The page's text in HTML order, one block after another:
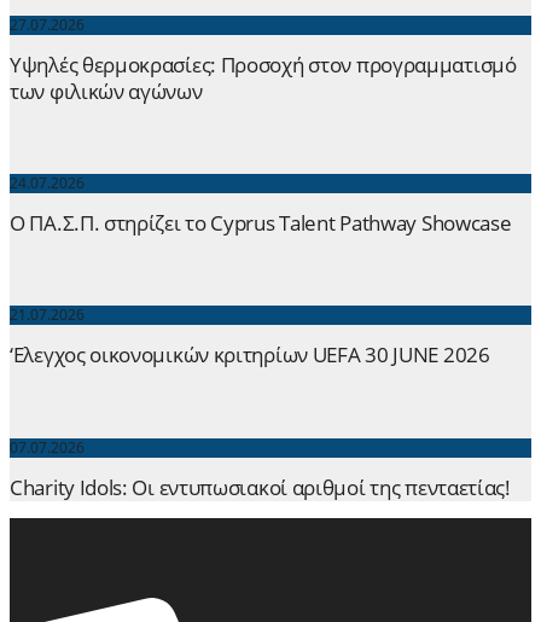
27.07.2026
Yψηλές θερμοκρασίες: Προσοχή στον προγραμματισμό
των φιλικών αγώνων
24.07.2026
Ο ΠΑ.Σ.Π. στηρίζει το Cyprus Talent Pathway Showcase
21.07.2026
‘Ελεγχος οικονομικών κριτηρίων UEFA 30 JUNE 2026
07.07.2026
Charity Idols: Οι εντυπωσιακοί αριθμοί της πενταετίας!